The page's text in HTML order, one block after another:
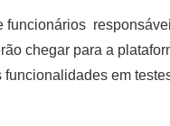
funcionários
chegar para a
em